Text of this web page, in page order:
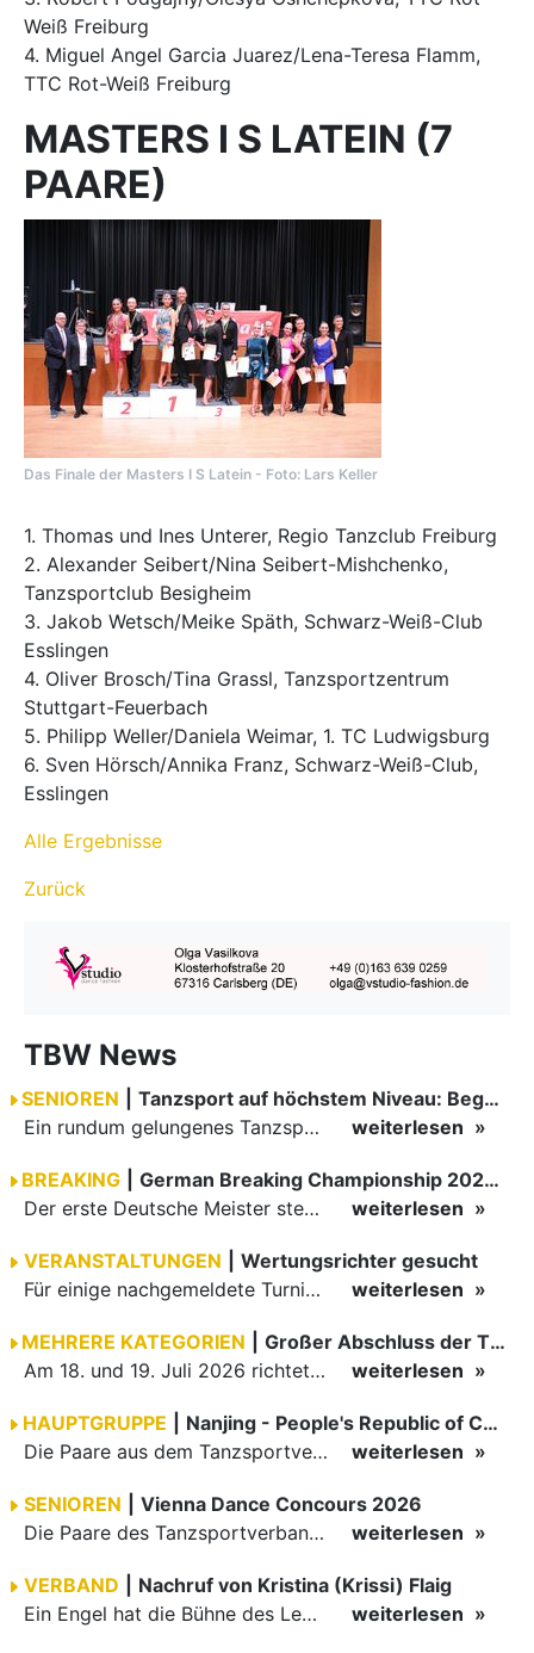
Weiß Freiburg
4. Miguel Angel Garcia Juarez/Lena-Teresa Flamm,
TTC Rot-Weiß Freiburg
MASTERS I S LATEIN (7
PAARE)
Das Finale der Masters I S Latein - Foto: Lars Keller
1. Thomas und Ines Unterer, Regio Tanzclub Freiburg
2. Alexander Seibert/Nina Seibert-Mishchenko,
Tanzsportclub Besigheim
3. Jakob Wetsch/Meike Späth, Schwarz-Weiß-Club
Esslingen
4. Oliver Brosch/Tina Grassl, Tanzsportzentrum
Stuttgart-Feuerbach
5. Philipp Weller/Daniela Weimar, 1. TC Ludwigsburg
6. Sven Hörsch/Annika Franz, Schwarz-Weiß-Club,
Esslingen
Alle Ergebnisse
Zurück
TBW News
SENIOREN
Tanzsport auf höchstem Niveau: Begeisterung bei den Turnieren in…
Ein rundum gelungenes Tanzsport-Wochenende liegt hinter den Paaren und Organisatoren in Enzklösterle. Am 1. und 2. August 2026 verwandelte sich die Festhalle wieder in einen lebendigen Mittelpunkt des…
weiterlesen
BREAKING
German Breaking Championship 2026 in Hannover
Der erste Deutsche Meister steht fest B-Boy Roman siegt bei den Juniors
weiterlesen
VERANSTALTUNGEN
Wertungsrichter gesucht
Für einige nachgemeldete Turniere im 2 Halbjahr sucht der ZWE noch Wertungsrichter.
weiterlesen
MEHRERE KATEGORIEN
Großer Abschluss der TBW-Trophy in Weinheim
Am 18. und 19. Juli 2026 richtete die Tanzsportabteilung (TSA) der TSG 1862 Weinheim das Abschlussturnier der diesjährigen TBW-Trophy-Serie aus. Zum traditionellen Saisonfinale kamen rund 400 Starts über…
weiterlesen
HAUPTGRUPPE
Nanjing - People's Republic of China
Die Paare aus dem Tanzsportverband Baden-Württemberg (TBW) haben beim hochklassig besetzten WDSF GrandSlam im chinesischen Nanjing wieder einmal auf internationalem Top-Niveau geglänzt. Das…
weiterlesen
SENIOREN
Vienna Dance Concours 2026
Die Paare des Tanzsportverbandes Baden-Württemberg (TBW) glänzten auf dem internationalen Parkett des Vienna Dance Concourse 2026 im Wiener Rathaus mit hervorragenden Platzierungen Ergebnisse unter: …
weiterlesen
VERBAND
Nachruf von Kristina (Krissi) Flaig
Ein Engel hat die Bühne des Lebens verlassen. Viel zu früh, plötzlich und für uns alle unfassbar, wurde unsere geliebte Kristina (Krissi) Flaig im Alter von 36 Jahren aus dem Leben gerissen. Das Tanzen…
weiterlesen